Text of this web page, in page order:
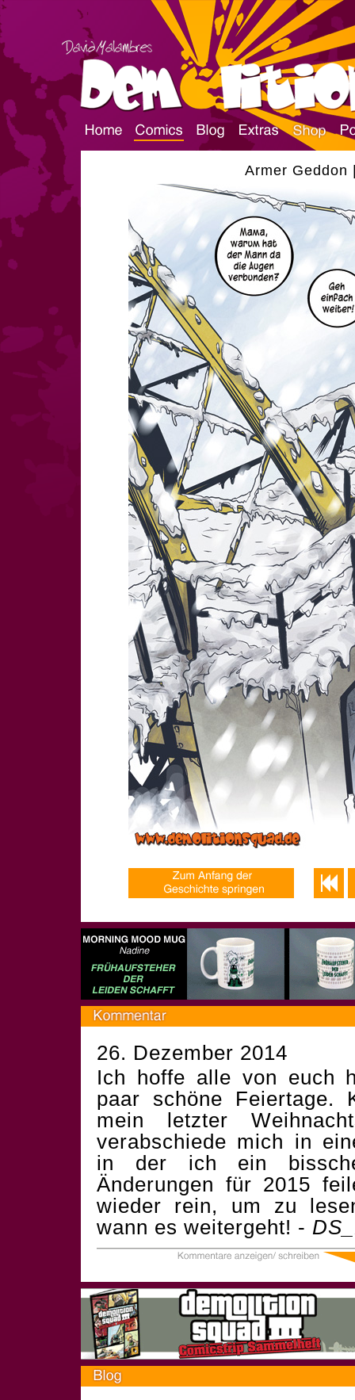
Armer Geddon
26. Dezember 2014
Ich hoffe alle von euch
paar schöne Feiertage.
mein letzter
verabschiede mich in
in der ich ein
Änderungen für 2015
wieder rein, um zu
wann es weitergeht! -